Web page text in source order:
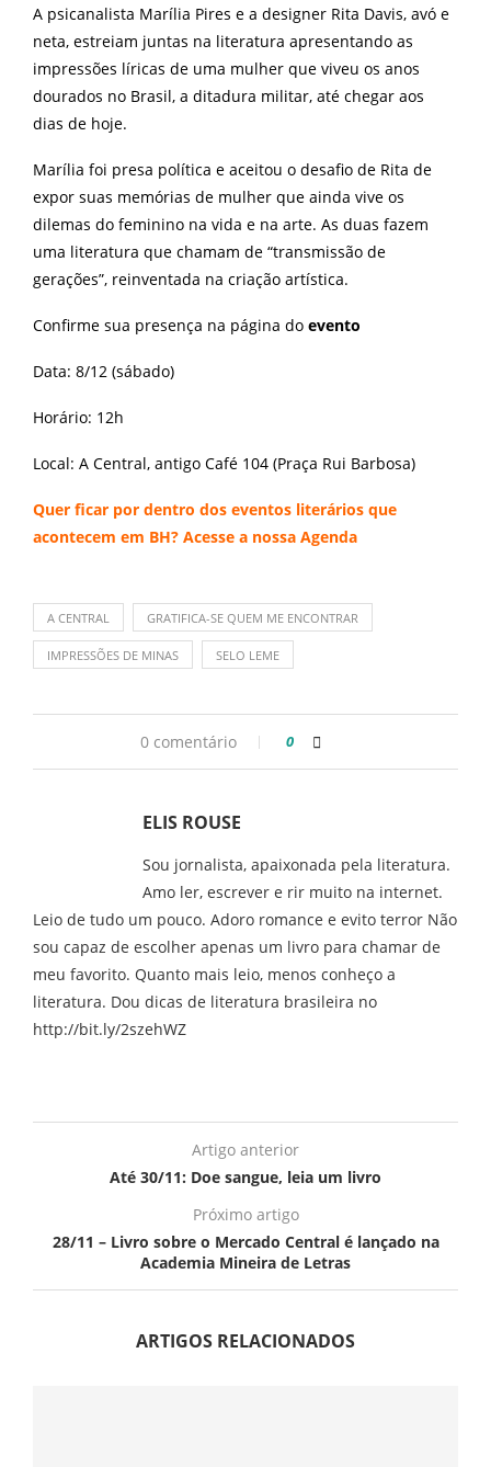
A psicanalista Marília Pires e a designer Rita Davis, avó e
neta, estreiam juntas na literatura apresentando as
impressões líricas de uma mulher que viveu os anos
dourados no Brasil, a ditadura militar, até chegar aos
dias de hoje.
Marília foi presa política e aceitou o desafio de Rita de
expor suas memórias de mulher que ainda vive os
dilemas do feminino na vida e na arte. As duas fazem
uma literatura que chamam de “transmissão de
gerações”, reinventada na criação artística.
Confirme sua presença na página do evento
Data: 8/12 (sábado)
Horário: 12h
Local: A Central, antigo Café 104 (Praça Rui Barbosa)
Quer ficar por dentro dos eventos literários que
acontecem em BH? Acesse a nossa Agenda
A CENTRAL GRATIFICA-SE QUEM ME ENCONTRAR
IMPRESSÕES DE MINAS SELO LEME
0 comentário 0
ELIS ROUSE
Sou jornalista, apaixonada pela literatura.
Amo ler, escrever e rir muito na internet.
Leio de tudo um pouco. Adoro romance e evito terror Não
sou capaz de escolher apenas um livro para chamar de
meu favorito. Quanto mais leio, menos conheço a
literatura. Dou dicas de literatura brasileira no
http://bit.ly/2szehWZ
Artigo anterior
Até 30/11: Doe sangue, leia um livro
Próximo artigo
28/11 – Livro sobre o Mercado Central é lançado na
Academia Mineira de Letras
ARTIGOS RELACIONADOS